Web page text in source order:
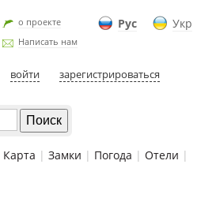
Рус Укр
о проекте
Написать нам
войти зарегистрироваться
Карта | Замки | Погода | Отели |